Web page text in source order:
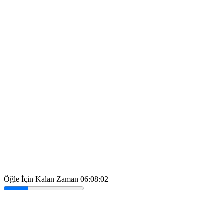
Öğle İçin Kalan Zaman 06:08:02